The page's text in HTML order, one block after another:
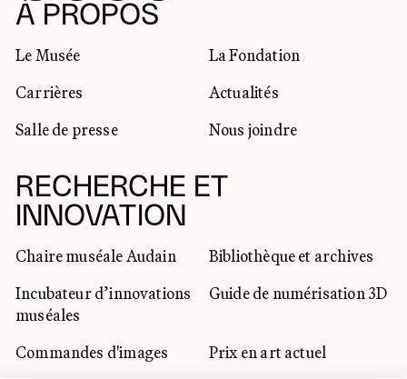
À PROPOS
Le Musée
La Fondation
Carrières
Actualités
Salle de presse
Nous joindre
RECHERCHE ET
INNOVATION
Chaire muséale Audain
Bibliothèque et archives
Incubateur d’innovations
muséales
Guide de numérisation 3D
Commandes d'images
Prix en art actuel
RÉSEAUX SOCIAUX